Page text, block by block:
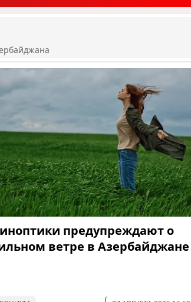
предупреждают о
ветре в Азербайджане